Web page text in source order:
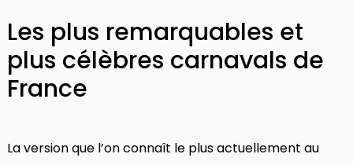
Les plus remarquables et
plus célèbres carnavals de
France
La version que l’on connaît le plus actuellement au